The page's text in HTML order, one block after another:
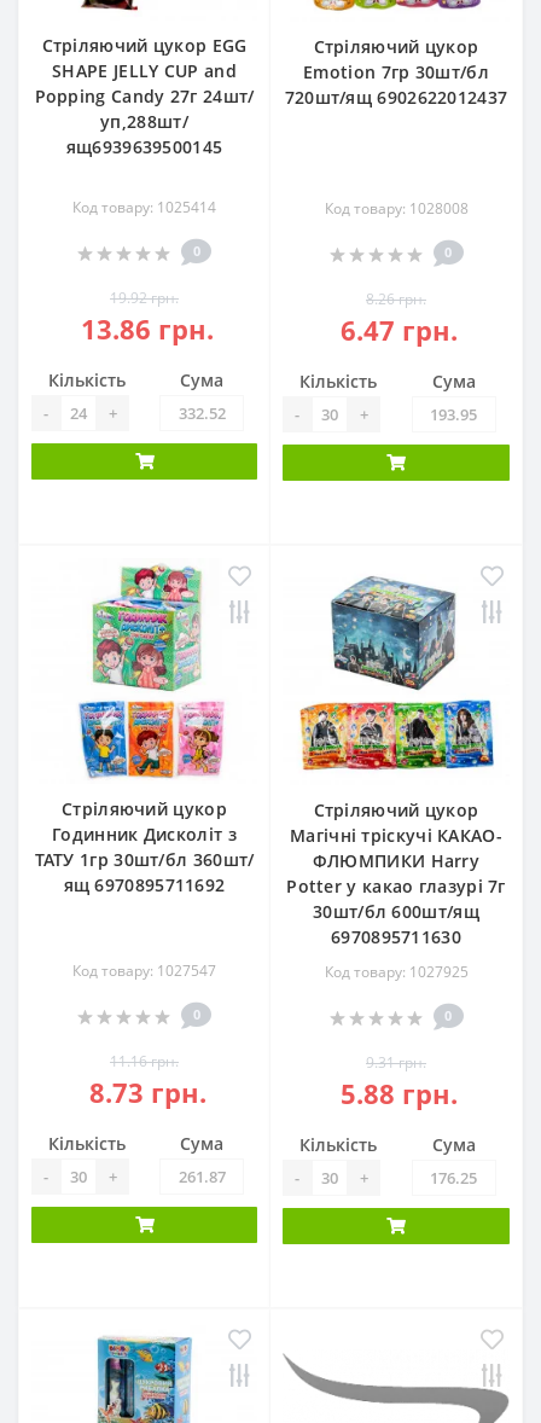
Стріляючий цукор EGG
SHAPE JELLY CUP and
Popping Candy 27г 24шт/
уп,288шт/
ящ6939639500145
Код товару: 1025414
0
19.92 грн.
13.86 грн.
Кількість
- +
Сума
Стріляючий цукор
Emotion 7гр 30шт/бл
720шт/ящ 6902622012437
Код товару: 1028008
0
8.26 грн.
6.47 грн.
Кількість
- +
Сума
Стріляючий цукор
Годинник Дисколіт з
ТАТУ 1гр 30шт/бл 360шт/
ящ 6970895711692
Код товару: 1027547
0
11.16 грн.
8.73 грн.
Кількість
- +
Сума
Стріляючий цукор
Магічні тріскучі КАКАО-
ФЛЮМПИКИ Harry
Potter у какао глазурі 7г
30шт/бл 600шт/ящ
6970895711630
Код товару: 1027925
0
9.31 грн.
5.88 грн.
Кількість
- +
Сума